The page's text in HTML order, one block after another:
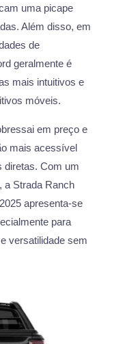
uma picape
Além disso, em
de
geralmente é
mais intuitivos e
móveis.
em preço e
mais acessível
diretas. Com um
a Strada Ranch
apresenta-se
para
versatilidade sem